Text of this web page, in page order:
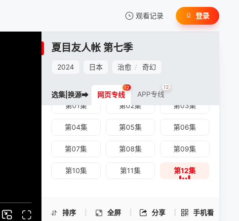
观看记录
我的观影记录
登录
夏目友人帐 第七季
2024 日本 治愈 / 奇幻
排序 全屏 分享 手机看
手机扫一扫继续看
选集|换源➡ 网页专线
12
APP专线
12
第01集 第02集 第03集
第04集 第05集 第06集
第07集 第08集 第09集
第10集 第11集 第12集